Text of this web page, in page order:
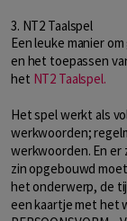
3. NT2 Taalspel
Een leuke manier
en het toepassen
het NT2 Taalspel.
Het spel werkt als
werkwoorden;
werkwoorden. En er
zin opgebouwd
het onderwerp, de
een kaartje met het